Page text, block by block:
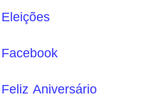
Eleições
Facebook
Feliz Aniversário